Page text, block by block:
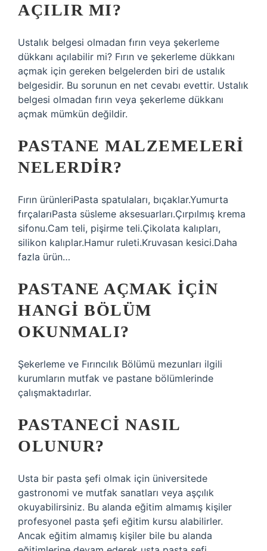
AÇILIR MI?
Ustalık belgesi olmadan fırın veya şekerleme
dükkanı açılabilir mi? Fırın ve şekerleme dükkanı
açmak için gereken belgelerden biri de ustalık
belgesidir. Bu sorunun en net cevabı evettir. Ustalık
belgesi olmadan fırın veya şekerleme dükkanı
açmak mümkün değildir.
PASTANE MALZEMELERI
NELERDIR?
Fırın ürünleriPasta spatulaları, bıçaklar.Yumurta
fırçalarıPasta süsleme aksesuarları.Çırpılmış krema
sifonu.Cam teli, pişirme teli.Çikolata kalıpları,
silikon kalıplar.Hamur ruleti.Kruvasan kesici.Daha
fazla ürün…
PASTANE AÇMAK IÇIN
HANGI BÖLÜM
OKUNMALI?
Şekerleme ve Fırıncılık Bölümü mezunları ilgili
kurumların mutfak ve pastane bölümlerinde
çalışmaktadırlar.
PASTANECI NASIL
OLUNUR?
Usta bir pasta şefi olmak için üniversitede
gastronomi ve mutfak sanatları veya aşçılık
okuyabilirsiniz. Bu alanda eğitim almamış kişiler
profesyonel pasta şefi eğitim kursu alabilirler.
Ancak eğitim almamış kişiler bile bu alanda